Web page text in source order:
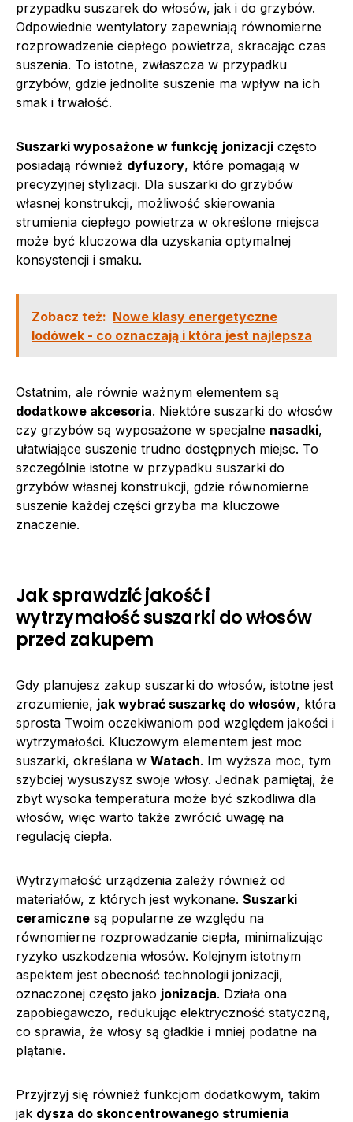
przypadku suszarek do włosów, jak i do grzybów.
Odpowiednie wentylatory zapewniają równomierne
rozprowadzenie ciepłego powietrza, skracając czas
suszenia. To istotne, zwłaszcza w przypadku
grzybów, gdzie jednolite suszenie ma wpływ na ich
smak i trwałość.
Suszarki wyposażone w funkcję jonizacji często
posiadają również dyfuzory, które pomagają w
precyzyjnej stylizacji. Dla suszarki do grzybów
własnej konstrukcji, możliwość skierowania
strumienia ciepłego powietrza w określone miejsca
może być kluczowa dla uzyskania optymalnej
konsystencji i smaku.
Zobacz też: Nowe klasy energetyczne
lodówek - co oznaczają i która jest najlepsza
Ostatnim, ale równie ważnym elementem są
dodatkowe akcesoria. Niektóre suszarki do włosów
czy grzybów są wyposażone w specjalne nasadki,
ułatwiające suszenie trudno dostępnych miejsc. To
szczególnie istotne w przypadku suszarki do
grzybów własnej konstrukcji, gdzie równomierne
suszenie każdej części grzyba ma kluczowe
znaczenie.
Jak sprawdzić jakość i
wytrzymałość suszarki do włosów
przed zakupem
Gdy planujesz zakup suszarki do włosów, istotne jest
zrozumienie, jak wybrać suszarkę do włosów, która
sprosta Twoim oczekiwaniom pod względem jakości i
wytrzymałości. Kluczowym elementem jest moc
suszarki, określana w Watach. Im wyższa moc, tym
szybciej wysuszysz swoje włosy. Jednak pamiętaj, że
zbyt wysoka temperatura może być szkodliwa dla
włosów, więc warto także zwrócić uwagę na
regulację ciepła.
Wytrzymałość urządzenia zależy również od
materiałów, z których jest wykonane. Suszarki
ceramiczne są popularne ze względu na
równomierne rozprowadzanie ciepła, minimalizując
ryzyko uszkodzenia włosów. Kolejnym istotnym
aspektem jest obecność technologii jonizacji,
oznaczonej często jako jonizacja. Działa ona
zapobiegawczo, redukując elektryczność statyczną,
co sprawia, że włosy są gładkie i mniej podatne na
plątanie.
Przyjrzyj się również funkcjom dodatkowym, takim
jak dysza do skoncentrowanego strumienia